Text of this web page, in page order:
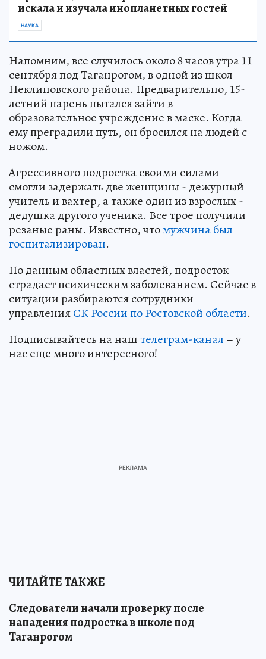
искала и изучала инопланетных гостей
НАУКА
Напомним, все случилось около 8 часов утра 11
сентября под Таганрогом, в одной из школ
Неклиновского района. Предварительно, 15-
летний парень пытался зайти в
образовательное учреждение в маске. Когда
ему преградили путь, он бросился на людей с
ножом.
Агрессивного подростка своими силами
смогли задержать две женщины - дежурный
учитель и вахтер, а также один из взрослых -
дедушка другого ученика. Все трое получили
резаные раны. Известно, чтомужчина был
госпитализирован.
По данным областных властей, подросток
страдает психическим заболеванием. Сейчас в
ситуации разбираются сотрудники
управленияСК России по Ростовской области.
Подписывайтесь на наштелеграм-канал – у
нас еще много интересного!
ЧИТАЙТЕ ТАКЖЕ
Следователи начали проверку после
нападения подростка в школе под
Таганрогом